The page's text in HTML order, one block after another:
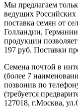
Мы предлагаем
ведущих Российских
поставка семян от
Голландии,
продукции
197 руб. Поставки
Семена почтой в
(более 7
позвонив по
(требуется
127018, г.Москва,